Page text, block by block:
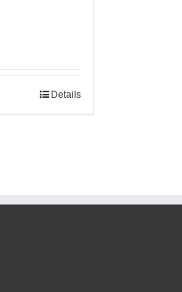
Details